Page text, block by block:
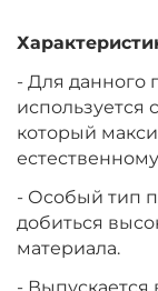
- Для данного
используется
который
- Особый тип
добиться
материала.